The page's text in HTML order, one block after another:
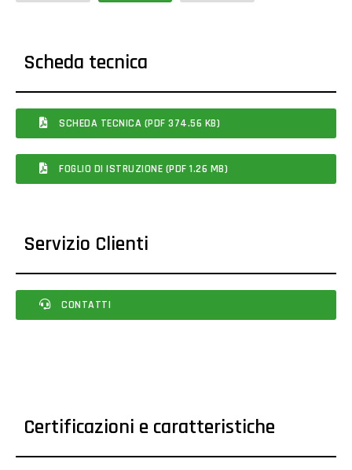
Scheda tecnica
SCHEDA TECNICA (PDF 374.56 KB)
FOGLIO DI ISTRUZIONE (PDF 1.26 MB)
Servizio Clienti
CONTATTI
Certificazioni e caratteristiche